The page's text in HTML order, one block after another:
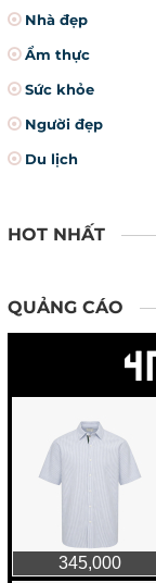
Nhà đẹp
Ẩm thực
Sức khỏe
Người đẹp
Du lịch
HOT NHẤT
QUẢNG CÁO